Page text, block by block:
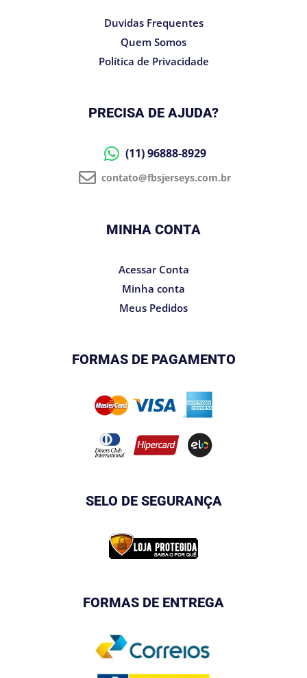
Duvidas Frequentes
Quem Somos
Política de Privacidade
PRECISA DE AJUDA?
(11) 96888-8929
contato@fbsjerseys.com.br
MINHA CONTA
Acessar Conta
Minha conta
Meus Pedidos
FORMAS DE PAGAMENTO
SELO DE SEGURANÇA
FORMAS DE ENTREGA